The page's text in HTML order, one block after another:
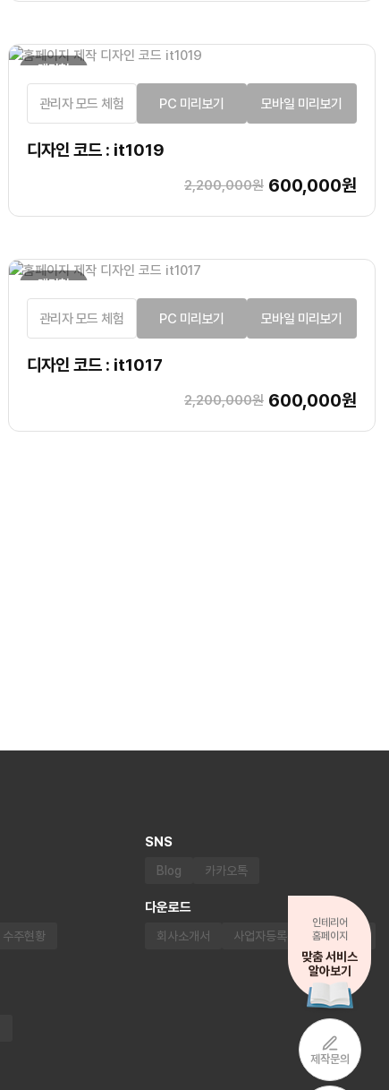
랜딩형
관리자 모드 체험 PC 미리보기 모바일 미리보기
디자인 코드 : it1019
2,200,000원 600,000원
랜딩형
관리자 모드 체험 PC 미리보기 모바일 미리보기
디자인 코드 : it1017
2,200,000원 600,000원
인테리어
홈페이지
맞춤 서비스
알아보기
제작문의
수주현황
SNS
Blog 카카오톡
다운로드
회사소개서 사업자등록증 통장사본